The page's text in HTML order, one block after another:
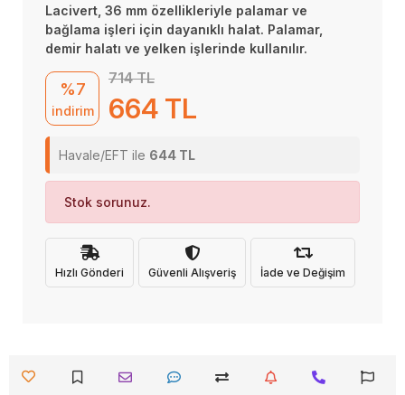
Lacivert, 36 mm özellikleriyle palamar ve
bağlama işleri için dayanıklı halat. Palamar,
demir halatı ve yelken işlerinde kullanılır.
%7
indirim
714 TL
664 TL
Havale/EFT ile 644 TL
Stok sorunuz.
Hızlı Gönderi Güvenli Alışveriş İade ve Değişim